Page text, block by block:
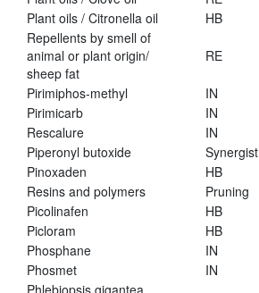
Plant oils / Citronella oil
HB
Repellents by smell of
animal or plant origin/
sheep fat
RE
Pirimiphos-methyl IN
Pirimicarb
IN
Rescalure
IN
Piperonyl butoxide
Synergist
Pinoxaden
HB
Resins and polymers
Pruning
Picolinafen
HB
Picloram
HB
Phosphane
IN
Phosmet
IN